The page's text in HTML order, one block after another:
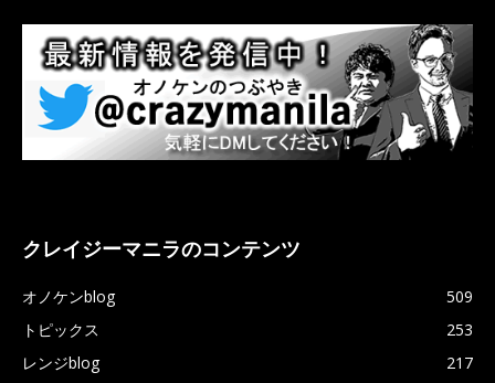
クレイジーマニラのコンテンツ
オノケンblog
509
トピックス
253
レンジblog
217